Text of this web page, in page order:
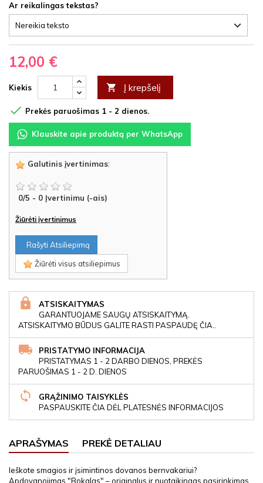
Ar reikalingas tekstas?
12,00 €
Kiekis  Į krepšelį
 Prekės paruošimas 1 - 2 dienos.
Klauskite apie produktą per WhatsApp
Galutinis įvertinimas:
0/5 - 0 Įvertinimu (-ais)
Žiūrėti įvertinimus
Rašyti Atsiliepimą
Žiūrėti visus atsiliepimus
ATSISKAITYMAS
GARANTUOJAME SAUGŲ ATSISKAITYMĄ.
ATSISKAITYMO BŪDUS GALITE RASTI PASPAUDĘ ČIA..
PRISTATYMO INFORMACIJA
PRISTATYMAS 1 - 2 DARBO DIENOS, PREKĖS
PARUOŠIMAS 1 - 2 D. DIENOS
GRĄŽINIMO TAISYKLĖS
PASPAUSKITE ČIA DĖL PLATESNĖS INFORMACIJOS
APRAŠYMAS PREKĖ DETALIAU
Ieškote smagios ir įsimintinos dovanos bernvakariui?
Apdovanojimas "Bokalas" – originalus ir nuotaikingas pasirinkimas,